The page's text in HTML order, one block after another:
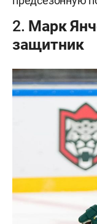
2. Марк
защитник